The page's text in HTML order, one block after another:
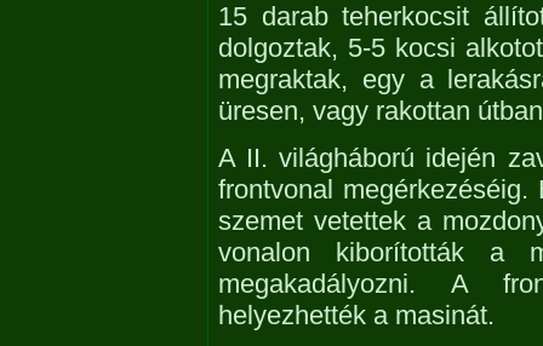
15 darab teherkocsit
dolgoztak, 5-5 kocsi
megraktak, egy a
üresen, vagy rakottan
A II. világháború idején
frontvonal
szemet vetettek a
vonalon kiborították a
megakadályozni. A
helyezhették a masinát.